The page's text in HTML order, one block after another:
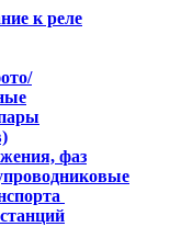
к реле
фаз